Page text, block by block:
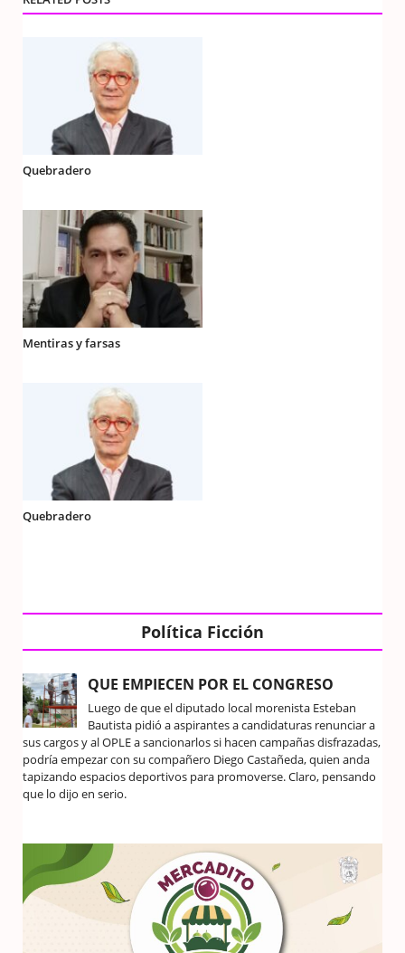
Quebradero
Mentiras y farsas
Quebradero
Política Ficción
QUE EMPIECEN POR EL CONGRESO
Luego de que el diputado local morenista Esteban
Bautista pidió a aspirantes a candidaturas renunciar a
sus cargos y al OPLE a sancionarlos si hacen campañas disfrazadas,
podría empezar con su compañero Diego Castañeda, quien anda
tapizando espacios deportivos para promoverse. Claro, pensando
que lo dijo en serio.